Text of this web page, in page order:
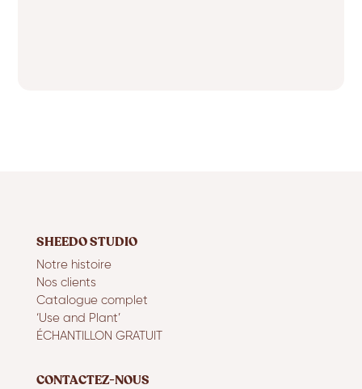
SHEEDO STUDIO
Notre histoire
Nos clients
Catalogue complet
‘Use and Plant’
ÉCHANTILLON GRATUIT
CONTACTEZ-NOUS